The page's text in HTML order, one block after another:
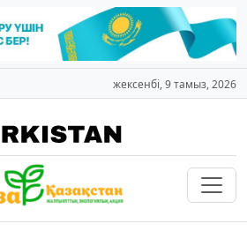
жексенбі, 9 тамыз, 2026